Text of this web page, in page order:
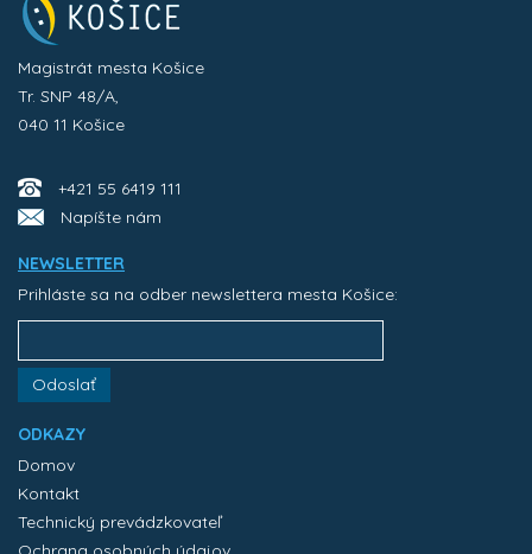
Magistrát mesta Košice
Tr. SNP 48/A,
040 11 Košice
+421 55 6419 111
Napíšte nám
NEWSLETTER
Prihláste sa na odber newslettera mesta Košice:
Odoslať
ODKAZY
Domov
Kontakt
Technický prevádzkovateľ